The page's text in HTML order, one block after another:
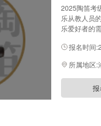
2025陶笛考
乐从教人员
乐爱好者的
通过集中研
高。
报名时间
所属地区: